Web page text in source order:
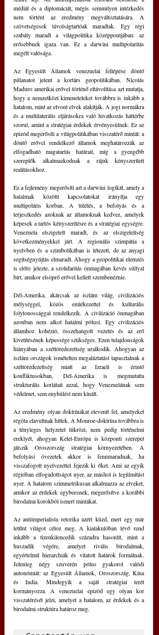
médiát és a diplomáciát, mégis semmilyen intézkedés
nem történt az eredmény megváltoztatására. A
szövetségesek távolságtartóak maradtak. Egy régi
szabály maradt a világpolitika középpontjában: az
erősebbnek igaza van. Ez a darwini multipolaritás
megélt valósága.
Az Egyesült Államok venezuelai fellépése döntő
pillanatot jelent a kortárs geopolitikában. Nicolás
Maduro amerikai erővel történő eltávolítása azt mutatja,
hogy a nemzetközi kimeneteleket továbbra is inkább a
hatalom, mint az elvont elvek alakítják. A jogi normákra
és a multilaterális eljárásokra való hivatkozás háttérbe
szorul, amint a stratégiai érdekek érvényesülnek. Ez az
epizód megerősíti a világpolitikában visszatérő mintát: a
döntő erővel rendelkező államok meghatározzák az
elfogadható magatartás határait, míg a gyengébb
szereplők alkalmazkodnak a rájuk kényszerített
realitásokhoz.
Ez a fejlemény megerősíti azt a darwini logikát, amely a
hatalmak közötti kapcsolatokat irányítja egy
multipoláris korban. A túlélés, a befolyás és a
terjeszkedés azoknak az államoknak kedvez, amelyek
képesek a tartós kényszerítésre és a stratégiai egységre.
Venezuela elszigetelt maradt, és az elszigeteltség
következményekkel járt. A regionális szimpátia a
nyelvben és a szimbolikában is létezett, de az anyagi
segítségnyújtás elmaradt. Ahogy a geopolitikai elemzés
is előre jelezte, a szolidaritás önmagában kevés súllyal
bírt, amikor elsöprő erővel kellett szembenéznie.
Dél-Amerika, akárcsak az iszlám világ, civilizációs
mélységgel, közös emlékezettel és kulturális
folytonossággal rendelkezik. A civilizáció önmagában
azonban nem alkot hatalmi pólust. Egy civilizációs
államhoz kohézió, összehangolt vezetés és az erő
kivetítésének képessége szükséges. Ezen tulajdonságok
hiányában a széttöredezettség uralkodik. Ahogyan az
iszlám országok ismételten megaláztatást tapasztalnak a
széttöredezettség miatt az Izraelt is érintő
konfliktusokban, Dél-Amerika is megmutatta
strukturális korlátait azzal, hogy Venezuelának sem
védelmet, sem enyhülést nem kínált.
Az eredmény olyan doktrínákat elevenít fel, amelyeket
régóta elavultnak hittek. A Monroe-doktrína továbbra is
a tényleges helyzetet tükrözi, nem pedig történelmi
ereklyét, ahogyan Kelet-Európa is központi szerepet
játszik Oroszország stratégiai környezetében. A
befolyási övezetek akkor is fennmaradnak, ha
visszafogott nyelvezettel fejezik ki őket. Ami az egyik
régióban elfogadottságot nyer, az máshol is legitimitást
nyer. A hatalom szimmetrikusan alkalmazza az elveket,
amikor az érdekek egybeesnek, megerősítve a korábbi
birodalmi korokból ismert mintákat.
Az antiimperialista retorika azért küzd, mert egy már
letűnt világot céloz meg. A kialakulóban lévő rend
inkább a tizenkilencedik századra hasonlít, mint a
huszadik végére, amelyet rivális birodalmak,
egyértelmű hierarchiák és vitatott határok formálnak.
Jelenleg négy szuverén pólus gyakorol valódi
autonómiát: az Egyesült Államok, Oroszország, Kína
és India. Mindegyik a saját stratégiai terét
kormányozza. A venezuelai epizód egy olyan kor
visszatérését jelzi, amelyet a hatalom, az érdekek és a
birodalmi struktúra határoz meg.